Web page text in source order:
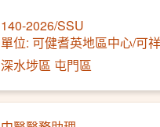
140-2026/SSU
單位: 可健耆英地區中心/可
深水埗區 屯門區